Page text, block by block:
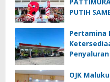
PUTIH
Pertamina
OJK